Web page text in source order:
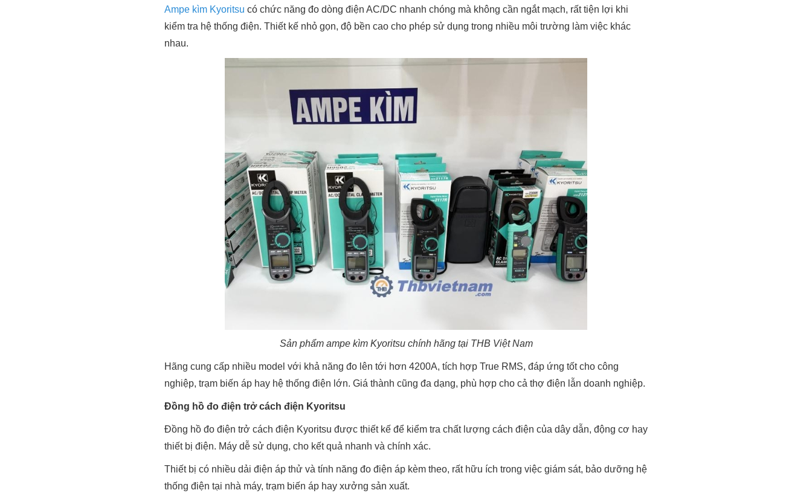
Ampe kìm Kyoritsu có chức năng đo dòng điện AC/DC nhanh chóng mà không cần ngắt mạch, rất tiện lợi khi
kiểm tra hệ thống điện. Thiết kế nhỏ gọn, độ bền cao cho phép sử dụng trong nhiều môi trường làm việc khác
nhau.
Sản phẩm ampe kìm Kyoritsu chính hãng tại THB Việt Nam
Hãng cung cấp nhiều model với khả năng đo lên tới hơn 4200A, tích hợp True RMS, đáp ứng tốt cho công
nghiệp, trạm biến áp hay hệ thống điện lớn. Giá thành cũng đa dạng, phù hợp cho cả thợ điện lẫn doanh nghiệp.
Đồng hồ đo điện trở cách điện Kyoritsu
Đồng hồ đo điện trở cách điện Kyoritsu được thiết kế để kiểm tra chất lượng cách điện của dây dẫn, động cơ hay
thiết bị điện. Máy dễ sử dụng, cho kết quả nhanh và chính xác.
Thiết bị có nhiều dải điện áp thử và tính năng đo điện áp kèm theo, rất hữu ích trong việc giám sát, bảo dưỡng hệ
thống điện tại nhà máy, trạm biến áp hay xưởng sản xuất.